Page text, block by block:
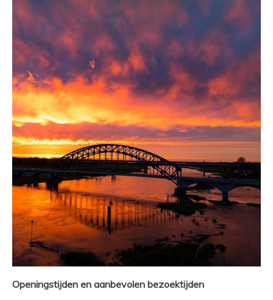
Openingstijden en aanbevolen bezoektijden